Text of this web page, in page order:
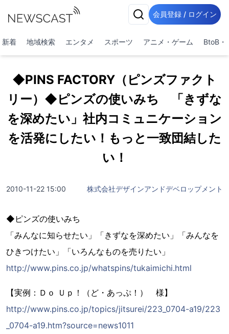
会員登録 / ログイン
新着 地域検索 エンタメ スポーツ アニメ・ゲーム BtoB・
◆PINS FACTORY（ピンズファクト
リー）◆ピンズの使いみち 「きずな
を深めたい」社内コミュニケーション
を活発にしたい！もっと一致団結した
い！
2010-11-22 15:00 株式会社デザインアンドデベロップメント
◆ピンズの使いみち
「みんなに知らせたい」「きずなを深めたい」「みんなを
ひきつけたい」「いろんなものを売りたい」
http://www.pins.co.jp/whatspins/tukaimichi.html
【実例：Ｄｏ Ｕｐ！（ど・あっぷ！） 様】
http://www.pins.co.jp/topics/jitsurei/223_0704-a19/223
_0704-a19.htm?source=news1011